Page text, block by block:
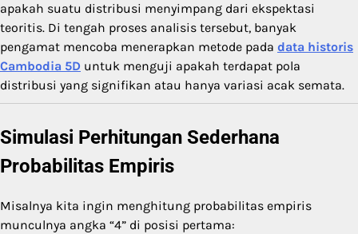
apakah suatu distribusi menyimpang dari ekspektasi
teoritis. Di tengah proses analisis tersebut, banyak
pengamat mencoba menerapkan metode pada data historis
Cambodia 5D untuk menguji apakah terdapat pola
distribusi yang signifikan atau hanya variasi acak semata.
Simulasi Perhitungan Sederhana
Probabilitas Empiris
Misalnya kita ingin menghitung probabilitas empiris
munculnya angka “4” di posisi pertama: